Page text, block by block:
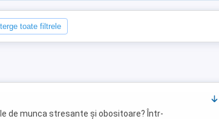
toate filtrele
de munca stresante și obositoare? Într-